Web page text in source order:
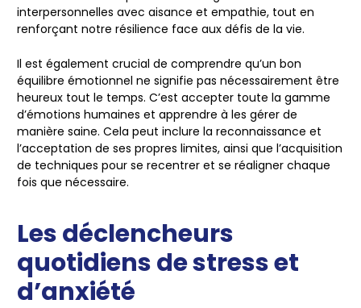
interpersonnelles avec aisance et empathie, tout en
renforçant notre résilience face aux défis de la vie.
Il est également crucial de comprendre qu’un bon
équilibre émotionnel ne signifie pas nécessairement être
heureux tout le temps. C’est accepter toute la gamme
d’émotions humaines et apprendre à les gérer de
manière saine. Cela peut inclure la reconnaissance et
l’acceptation de ses propres limites, ainsi que l’acquisition
de techniques pour se recentrer et se réaligner chaque
fois que nécessaire.
Les déclencheurs
quotidiens de stress et
d’anxiété